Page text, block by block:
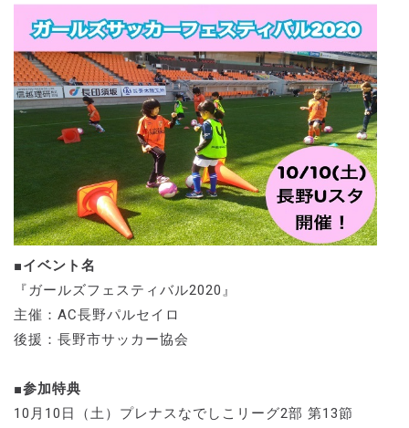
■イベント名
『ガールズフェスティバル2020』
主催：AC長野パルセイロ
後援：長野市サッカー協会
■参加特典
10月10日（土）プレナスなでしこリーグ2部 第13節